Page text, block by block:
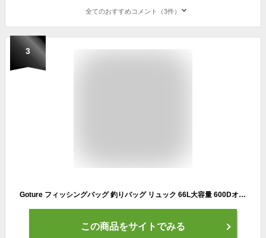
全てのおすすめコメント（3件）
3
Goture フィッシングバッグ 釣りバッグ リュック 66L大容量 600Dオックスフォード SBSファスナー 撥水加工 保冷機能 タックル収納 多機能 釣り 渓流釣り 仕事用 通学 登山 アウトドア 携帯性 コンパクト （グレー カーキ）
この商品をサイトでみる